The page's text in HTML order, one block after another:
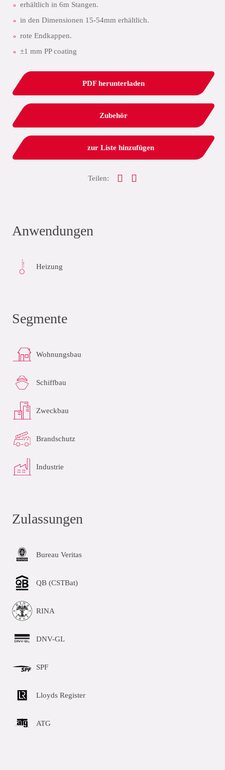
erhältlich in 6m Stangen.
in den Dimensionen 15-54mm erhältlich.
rote Endkappen.
±1 mm PP coating
PDF herunterladen
Zubehör
zur Liste hinzufügen
Teilen:
Anwendungen
Heizung
Segmente
Wohnungsbau
Schiffbau
Zweckbau
Brandschutz
Industrie
Zulassungen
Bureau Veritas
QB (CSTBat)
RINA
DNV-GL
SPF
Lloyds Register
ATG